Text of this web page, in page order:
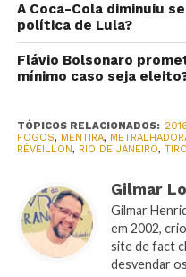
A Coca-Cola diminuiu
política de Lula?
Flávio Bolsonaro
mínimo caso seja
TÓPICOS RELACIONADOS: 2016
FOGOS, MENTIRA,
RÉVEILLON, RIO DE JANEIRO,
Gilmar
Gilmar
em 2002,
site de fact
desvendar